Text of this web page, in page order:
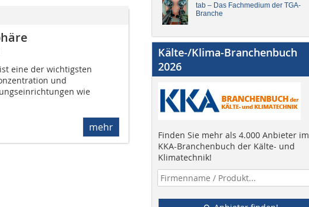
eine der wichtigsten
und
wie
mehr
tab – Das Fachmedium der TGA-
Branche
Kälte-/Klima-Branchenbuch
2026
Finden Sie mehr als 4.000 Anbieter im
KKA-Branchenbuch der Kälte- und
Klimatechnik!